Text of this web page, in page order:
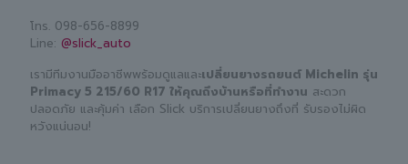
โทร. 098-656-8899
Line: @slick_auto
เรามีทีมงานมืออาชีพพร้อมดูแลและเปลี่ยนยางรถยนต์ Michelin รุ่น
Primacy 5 215/60 R17 ให้คุณถึงบ้านหรือที่ทำงาน สะดวก
ปลอดภัย และคุ้มค่า เลือก Slick บริการเปลี่ยนยางถึงที่ รับรองไม่ผิด
หวังแน่นอน!